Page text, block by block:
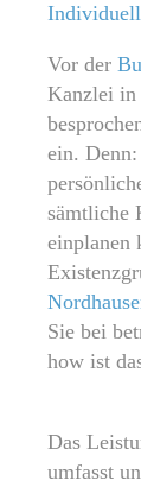
Vor der
Kanzlei in
ein.
sämtliche
einplanen
Sie bei
how ist
Das
umfasst